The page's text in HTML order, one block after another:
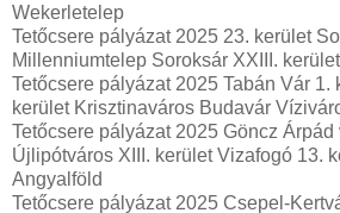
Wekerletelep
Tetőcsere pályázat 2025 23. kerület
Millenniumtelep Soroksár XXIII. kerület
Tetőcsere pályázat 2025 Tabán Vár 1.
kerület Krisztinaváros Budavár
Tetőcsere pályázat 2025 Göncz
Újlipótváros XIII. kerület Vizafogó 13.
Angyalföld
Tetőcsere pályázat 2025 Csepel-